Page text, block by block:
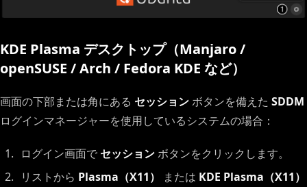
KDE Plasma デスクトップ（Manjaro /
openSUSE / Arch / Fedora KDE など）
画面の下部または角にある セッションボタンを備えた SDDM
ログインマネージャーを使用しているシステムの場合：
ログイン画面で セッションボタンをクリックします。
リストから Plasma（X11） または KDE Plasma（X11）